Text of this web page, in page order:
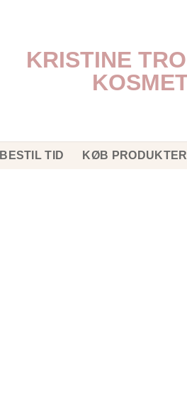
BESTIL TID KØB PRODUKTER